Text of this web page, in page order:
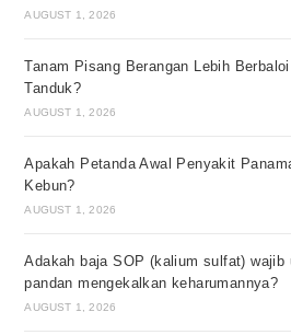
AUGUST 1, 2026
Tanam Pisang Berangan Lebih
Tanduk?
AUGUST 1, 2026
Apakah Petanda Awal Penyakit
Kebun?
AUGUST 1, 2026
Adakah baja SOP (kalium sulfat) wajib
pandan mengekalkan keharumannya?
AUGUST 1, 2026